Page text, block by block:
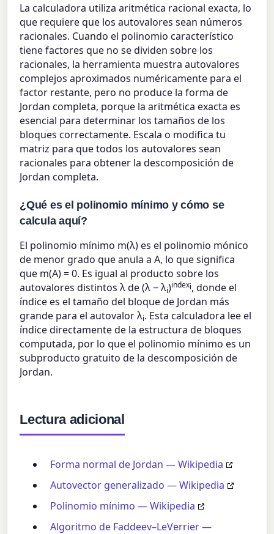
La calculadora utiliza aritmética racional exacta, lo
que requiere que los autovalores sean números
racionales. Cuando el polinomio característico
tiene factores que no se dividen sobre los
racionales, la herramienta muestra autovalores
complejos aproximados numéricamente para el
factor restante, pero no produce la forma de
Jordan completa, porque la aritmética exacta es
esencial para determinar los tamaños de los
bloques correctamente. Escala o modifica tu
matriz para que todos los autovalores sean
racionales para obtener la descomposición de
Jordan completa.
¿Qué es el polinomio mínimo y cómo se
calcula aquí?
El polinomio mínimo m(λ) es el polinomio mónico
de menor grado que anula a A, lo que significa
que m(A) = 0. Es igual al producto sobre los
autovalores distintos λ de (λ − λi)indexi, donde el
índice es el tamaño del bloque de Jordan más
grande para el autovalor λi. Esta calculadora lee el
índice directamente de la estructura de bloques
computada, por lo que el polinomio mínimo es un
subproducto gratuito de la descomposición de
Jordan.
Lectura adicional
Forma normal de Jordan — Wikipedia
Autovector generalizado — Wikipedia
Polinomio mínimo — Wikipedia
Algoritmo de Faddeev–LeVerrier —